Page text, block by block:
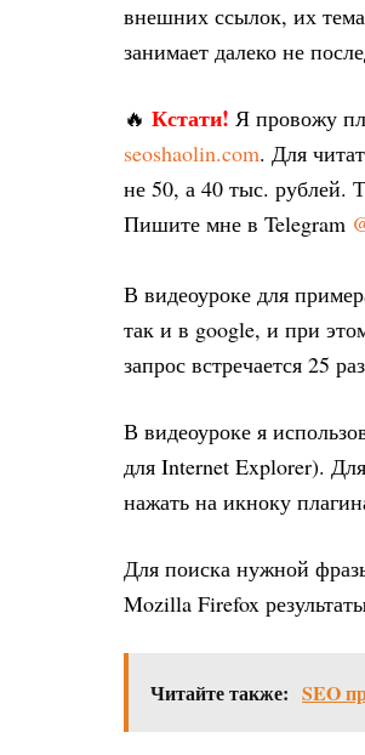
внешних ссылок, их
занимает далеко не
🔥 Кстати! Я провожу
seoshaolin.com. Для
не 50, а 40 тыс. рублей.
Пишите мне в Telegram
В видеоуроке для
так и в google, и при
запрос встречается 25
В видеоуроке я
для Internet Explorer).
нажать на икноку
Для поиска нужной
Mozilla Firefox
Читайте также: SEO